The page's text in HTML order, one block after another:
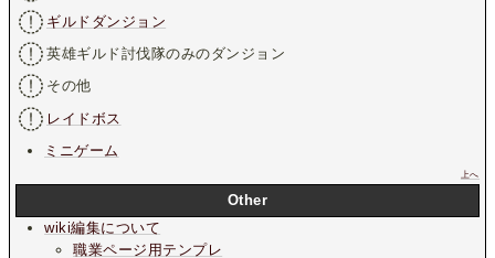
ギルドダンジョン
英雄ギルド討伐隊のみのダンジョン
その他
レイドボス
ミニゲーム
上へ
Other
wiki編集について
職業ページ用テンプレ